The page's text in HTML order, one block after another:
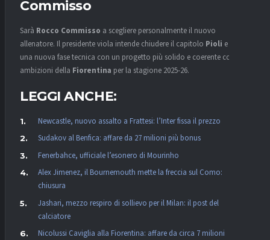
Commisso
Sarà Rocco Commisso a scegliere personalmente il nuovo
allenatore. Il presidente viola intende chiudere il capitolo Pioli e aprire
una nuova fase tecnica con un progetto più solido e coerente con le
ambizioni della Fiorentina per la stagione 2025-26.
LEGGI ANCHE:
Newcastle, nuovo assalto a Frattesi: l’Inter fissa il prezzo
Sudakov al Benfica: affare da 27 milioni più bonus
Fenerbahce, ufficiale l’esonero di Mourinho
Alex Jimenez, il Bournemouth mette la freccia sul Como:
chiusura
Jashari, mezzo respiro di sollievo per il Milan: il post del
calciatore
Nicolussi Caviglia alla Fiorentina: affare da circa 7 milioni